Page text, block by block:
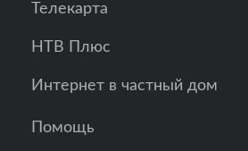
Телекарта
НТВ Плюс
Интернет в частный дом
Помощь